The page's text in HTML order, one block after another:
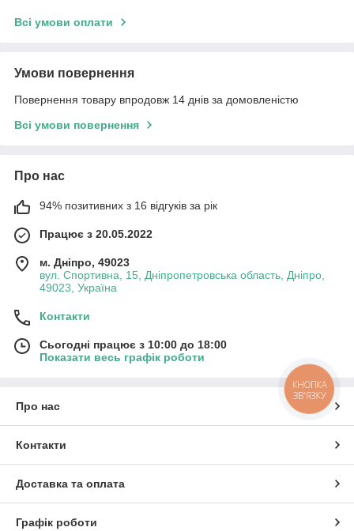
Всі умови оплати
Умови повернення
Повернення товару впродовж 14 днів за домовленістю
Всі умови повернення
Про нас
94% позитивних з 16 відгуків за рік
Працює з 20.05.2022
м. Дніпро, 49023
вул. Спортивна, 15, Дніпропетровська область, Дніпро,
49023, Україна
Контакти
Сьогодні працює з 10:00 до 18:00
Показати весь графік роботи
Про нас
Контакти
Доставка та оплата
Графік роботи
КНОПКА
ЗВ'ЯЗКУ